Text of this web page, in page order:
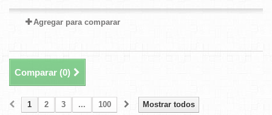
Agregar para comparar
Comparar (0)
Mostrar todos
1 2 3 ... 100